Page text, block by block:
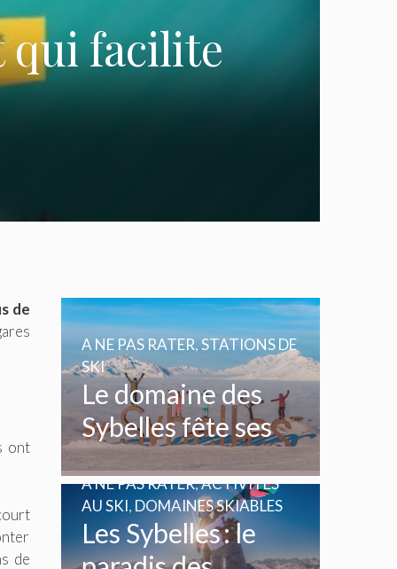
qui facilite
de
ont
de
Le domaine des
Sybelles fête ses
20 ans
A NE PAS RATER,STATIONS DE
SKI
Les Sybelles : le
A NE PAS RATER,ACTIVITÉS
AU SKI, DOMAINES SKIABLES